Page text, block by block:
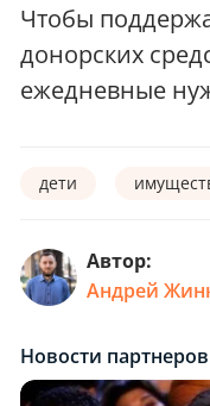
Чтобы
донорских
ежедневные
дети
Автор:
Андрей